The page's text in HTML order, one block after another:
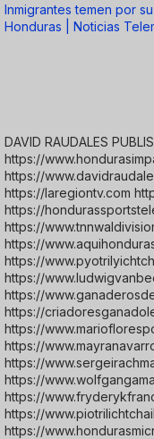
Inmigrantes temen por
Honduras | Noticias
DAVID RAUDALES
https://
https://
https://laregiontv.com
https://
https://
https://
https://
https://
https://
https://
https://
https://
https://
https://
https://
https://
https://